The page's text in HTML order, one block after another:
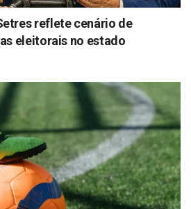
reflete cenário de
eleitorais no estado